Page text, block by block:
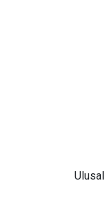
Ulusal